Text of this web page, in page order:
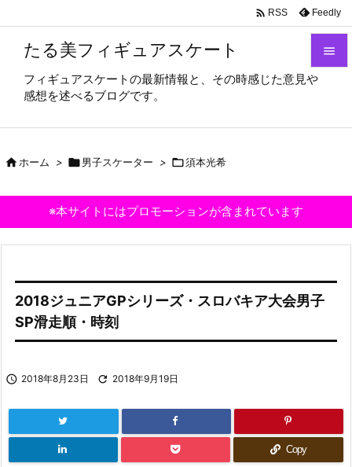
たる美フィギュアスケート
フィギュアスケートの最新情報と、その時感じた意見や
感想を述べるブログです。



 RSS Feedly
ホーム > 男子スケーター > 須本光希
※本サイトにはプロモーションが含まれています
2018ジュニアGPシリーズ・スロバキア大会男子
SP滑走順・時刻
 2018年8月23日  2018年9月19日
Copy